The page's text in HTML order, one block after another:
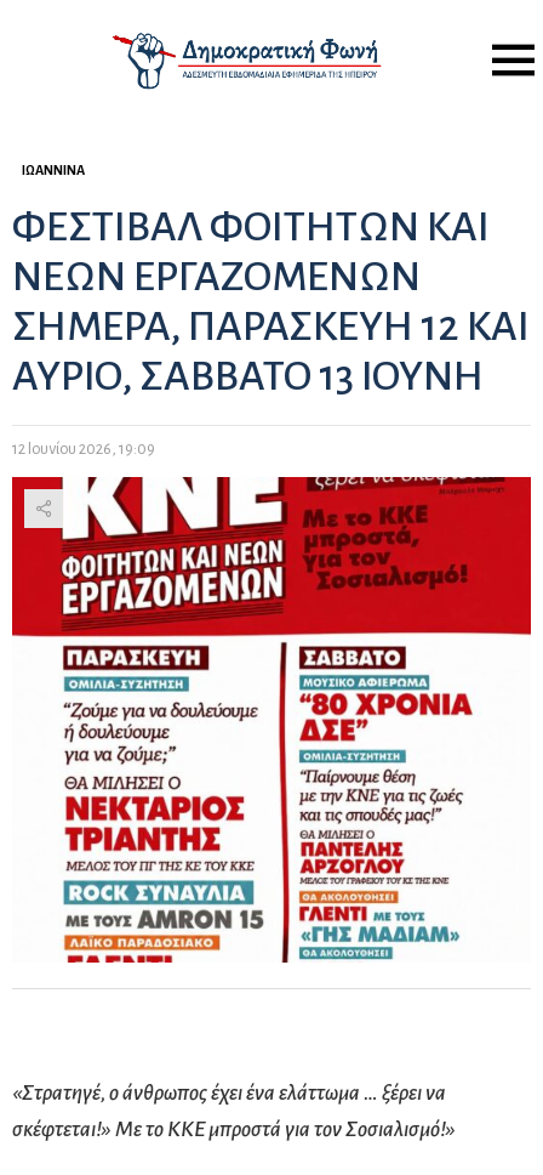
Menu
ΙΩΆΝΝΙΝΑ
ΦΕΣΤΙΒΑΛ ΦΟΙΤΗΤΩΝ ΚΑΙ
ΝΕΩΝ ΕΡΓΑΖΟΜΕΝΩΝ
ΣΗΜΕΡΑ, ΠΑΡΑΣΚΕΥΗ 12 ΚΑΙ
ΑΥΡΙΟ, ΣΑΒΒΑΤΟ 13 ΙΟΥΝΗ
12 Ιουνίου 2026, 19:09
«Στρατηγέ, ο άνθρωπος έχει ένα ελάττωμα … ξέρει να
σκέφτεται!» Με το ΚΚΕ μπροστά για τον Σοσιαλισμό!»